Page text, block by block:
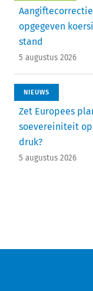
opgegeven
stand
5 augustus 2026
NIEUWS
Zet Europees
soevereiniteit
druk?
5 augustus 2026